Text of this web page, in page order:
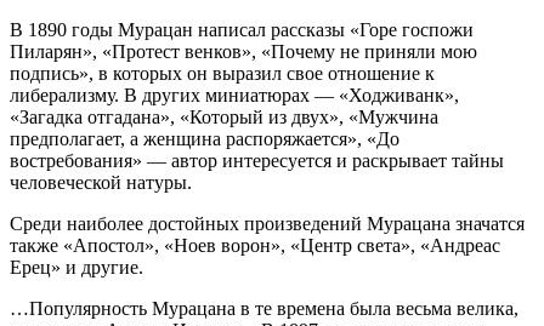
В 1890 годы Мурацан написал рассказы «Горе госпожи
Пиларян», «Протест венков», «Почему не приняли мою
подпись», в которых он выразил свое отношение к
либерализму. В других миниатюрах — «Ходживанк»,
«Загадка отгадана», «Который из двух», «Мужчина
предполагает, а женщина распоряжается», «До
востребования» — автор интересуется и раскрывает тайны
человеческой натуры.
Среди наиболее достойных произведений Мурацана значатся
также «Апостол», «Ноев ворон», «Центр света», «Андреас
Ерец» и другие.
…Популярность Мурацана в те времена была весьма велика,